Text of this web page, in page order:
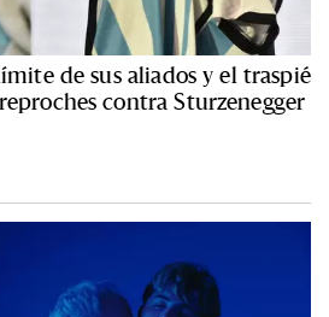
de sus aliados y el traspié
contra Sturzenegger